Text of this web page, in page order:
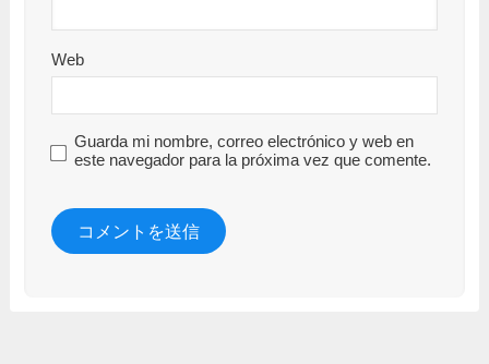
Web
Guarda mi nombre, correo electrónico y web en
este navegador para la próxima vez que comente.